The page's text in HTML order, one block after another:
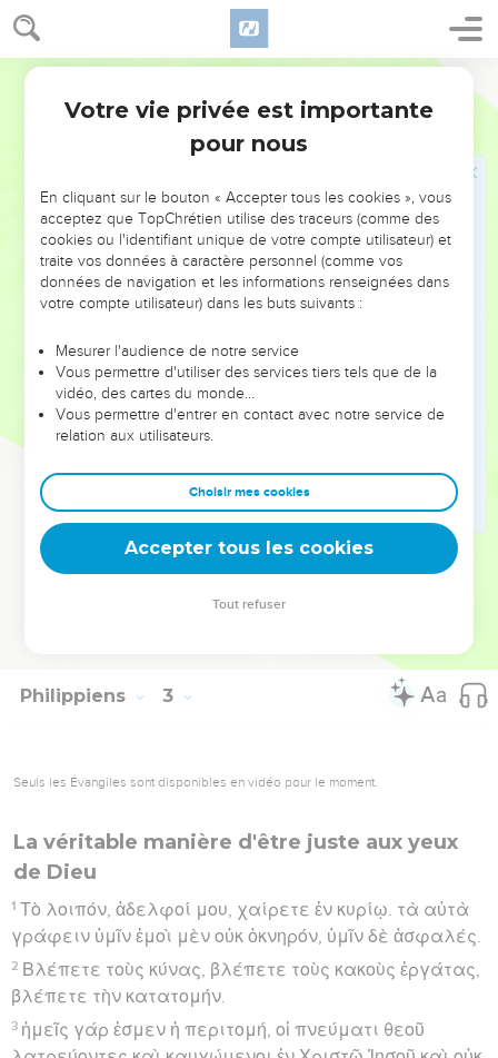
Philippiens 2
ἐμὲ ἐξαυτῆς·
πέποιθα δὲ ἐν κυρίῳ ὅτι καὶ αὐτὸς ταχέως
ἐλεύσομαι.
Ἀναγκαῖον δὲ ἡγησάμην Ἐπαφρόδιτον τὸν ἀδελφὸν
καὶ συνεργὸν καὶ συστρατιώτην μου, ὑμῶν δὲ
πρὸς ὑμᾶς,
ἐπειδὴ ἐπιποθῶν ἦν πάντας ὑμᾶς, καὶ ἀδημονῶν
διότι ἠκούσατε ὅτι ἠσθένησεν.
καὶ γὰρ ἠσθένησεν παραπλήσιον θανάτῳ· ἀλλὰ ὁ
θεὸς ἠλέησεν αὐτόν, οὐκ αὐτὸν δὲ μόνον ἀλλὰ καὶ
ἐμέ, ἵνα μὴ λύπην ἐπὶ λύπην σχῶ.
σπουδαιοτέρως οὖν ἔπεμψα αὐτὸν ἵνα ἰδόντες
αὐτὸν πάλιν χαρῆτε κἀγὼ ἀλυπότερος ὦ.
προσδέχεσθε οὖν αὐτὸν ἐν κυρίῳ μετὰ πάσης
ὅτι διὰ τὸ ἔργον Χριστοῦ μέχρι θανάτου ἤγγισεν,
παραβολευσάμενος τῇ ψυχῇ ἵνα ἀναπληρώσῃ τὸ
ὑμῶν ὑστέρημα τῆς πρός με λειτουργίας.
Hébreu : © Westminster Leningrad Codex - tanach.us --- Grec : © 2010 by the
Philippiens 3
Seuls les Évangiles sont disponibles en vidéo pour le moment.
La véritable manière d'être juste aux yeux
de Dieu
1 Τὸ λοιπόν, ἀδελφοί μου, χαίρετε ἐν κυρίῳ. τὰ αὐτὰ
γράφειν ὑμῖν ἐμοὶ μὲν οὐκ ὀκνηρόν, ὑμῖν δὲ ἀσφαλές.
2 Βλέπετε τοὺς κύνας, βλέπετε τοὺς κακοὺς ἐργάτας,
βλέπετε τὴν κατατομήν.
3 ἡμεῖς γάρ ἐσμεν ἡ περιτομή, οἱ πνεύματι θεοῦ
Votre vie privée est importante
pour nous
En cliquant sur le bouton « Accepter tous les cookies », vous
acceptez que TopChrétien utilise des traceurs (comme des
cookies ou l'identifiant unique de votre compte utilisateur) et
traite vos données à caractère personnel (comme vos
données de navigation et les informations renseignées dans
votre compte utilisateur) dans les buts suivants :
Mesurer l'audience de notre service
Vous permettre d'utiliser des services tiers tels que de la
vidéo, des cartes du monde…
Vous permettre d'entrer en contact avec notre service de
relation aux utilisateurs.
Choisir mes cookies
Accepter tous les cookies
Tout refuser